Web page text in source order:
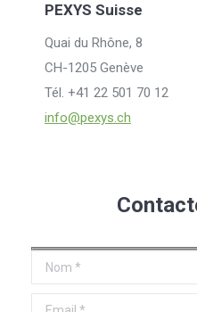
PEXYS Suisse
Quai du Rhône, 8
CH-1205 Genève
Tél. +41 22 501 70 12
info@pexys.ch